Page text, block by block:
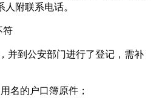
附联系电话。
符
并到公安部门进行了登记，需补
名的户口簿原件；